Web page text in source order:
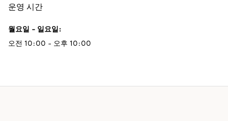
운영 시간
월요일 - 일요일:
오전 10:00 - 오후 10:00